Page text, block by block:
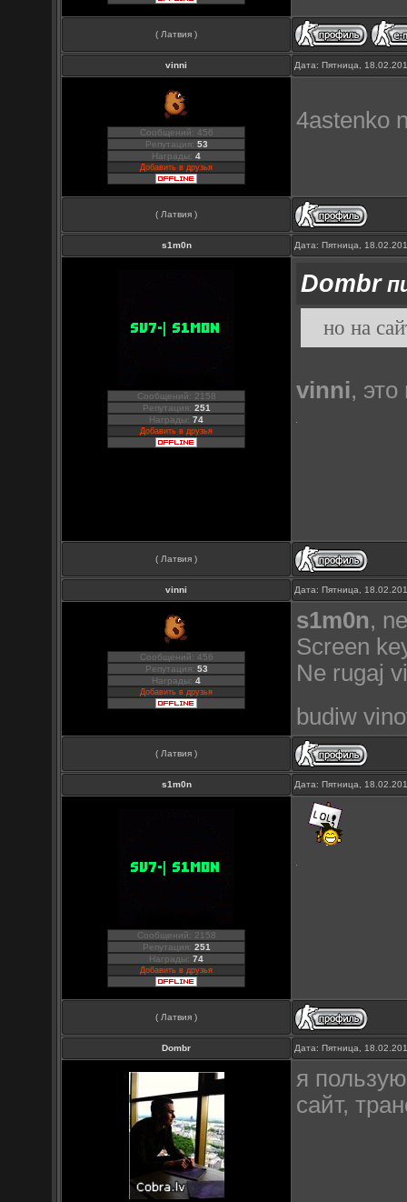
( Латвия )
vinni Дата: Пятница,
Сообщений: 456
Репутация: 53
Награды:4
Добавить в друзья
4astenko
( Латвия )
s1m0n Дата: Пятница,
Сообщений: 2158
Репутация: 251
Награды:74
Добавить в друзья
Dombr
но на
vinni, это
( Латвия )
vinni Дата: Пятница,
Сообщений: 456
Репутация: 53
Награды:4
Добавить в друзья
s1m0n,
Screen
Ne rugaj
budiw
( Латвия )
s1m0n Дата: Пятница,
Сообщений: 2158
Репутация: 251
Награды:74
Добавить в друзья
( Латвия )
Dombr Дата: Пятница,
я
сайт,